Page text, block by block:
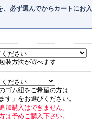
、必ず選んでからカートにお入
装方法が選べます
ゴム紐をご希望の方は
す」をお選びください。
加購入はできません。
は予めご購入下さい。